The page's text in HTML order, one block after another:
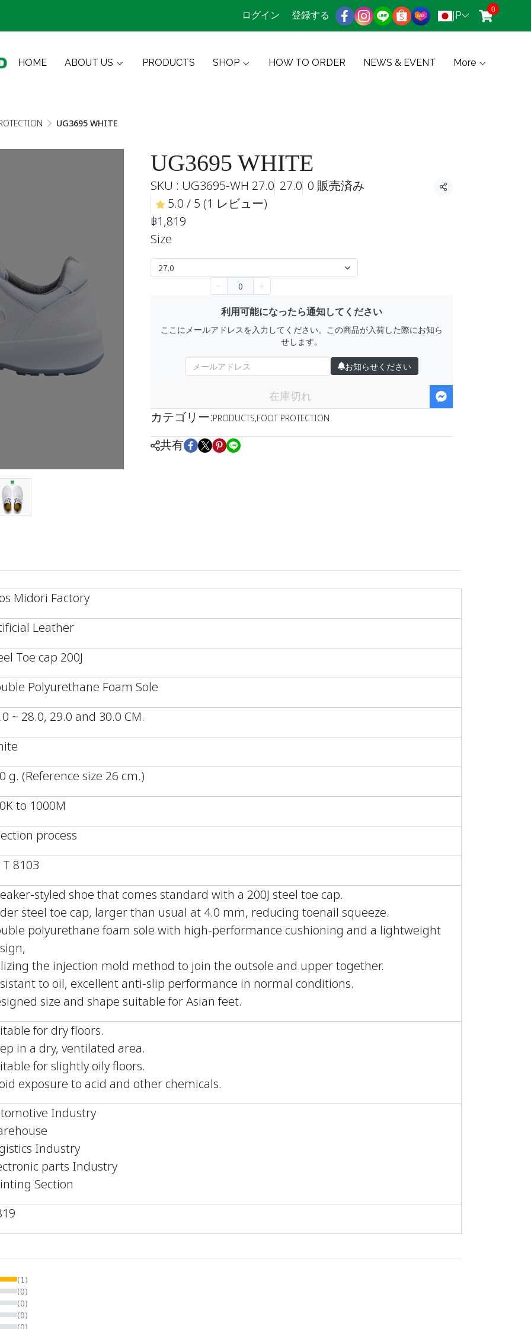
ログイン 登録する JP 0
HOME ABOUT US PRODUCTS SHOP HOW TO ORDER NEWS & EVENT More
UG3695 WHITE
UG3695 WHITE
SKU : UG3695-WH 27.0 27.0 0 販売済み
5.0 / 5 (1 レビュー)
共有
฿1,819
Size
27.0
利用可能になったら通知してください
ここにメールアドレスを入力してください。この商品が入荷した際にお知ら
せします。
お知らせください
在庫切れ
カテゴリー:PRODUCTS,FOOT PROTECTION
共有
Midori Factory
Leather
Toe cap 200J
Polyurethane Foam Sole
~ 28.0, 29.0 and 30.0 CM.
g. (Reference size 26 cm.)
to 1000M
process
T 8103
styled shoe that comes standard with a 200J steel toe cap.
steel toe cap, larger than usual at 4.0 mm, reducing toenail squeeze.
polyurethane foam sole with high-performance cushioning and a lightweight
the injection mold method to join the outsole and upper together.
to oil, excellent anti-slip performance in normal conditions.
size and shape suitable for Asian feet.
for dry floors.
in a dry, ventilated area.
for slightly oily floors.
exposure to acid and other chemicals.
Industry
Industry
parts Industry
Section
(0)
(0)
(0)
(0)
(1)